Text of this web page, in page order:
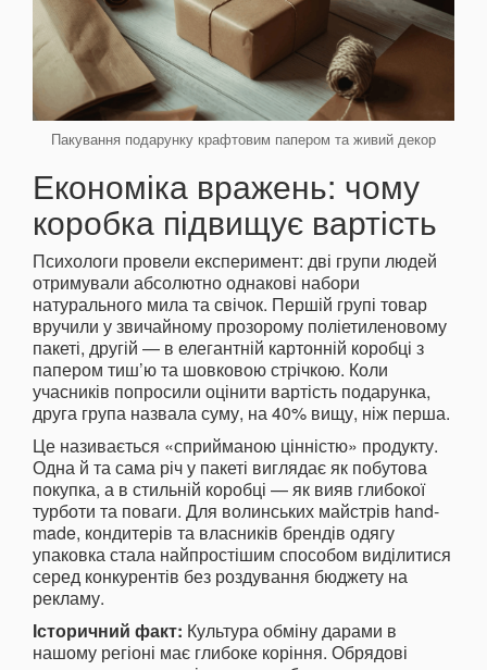
Пакування подарунку крафтовим папером та живий декор
Економіка вражень: чому
коробка підвищує вартість
Психологи провели експеримент: дві групи людей
отримували абсолютно однакові набори
натурального мила та свічок. Першій групі товар
вручили у звичайному прозорому поліетиленовому
пакеті, другій — в елегантній картонній коробці з
папером тиш’ю та шовковою стрічкою. Коли
учасників попросили оцінити вартість подарунка,
друга група назвала суму, на 40% вищу, ніж перша.
Це називається «сприйманою цінністю» продукту.
Одна й та сама річ у пакеті виглядає як побутова
покупка, а в стильній коробці — як вияв глибокої
турботи та поваги. Для волинських майстрів hand-
made, кондитерів та власників брендів одягу
упаковка стала найпростішим способом виділитися
серед конкурентів без роздування бюджету на
рекламу.
Історичний факт: Культура обміну дарами в
нашому регіоні має глибоке коріння. Обрядові